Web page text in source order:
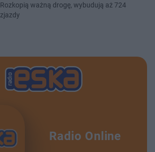
Rozkopią ważną drogę, wybudują aż 724
zjazdy
Radio Online